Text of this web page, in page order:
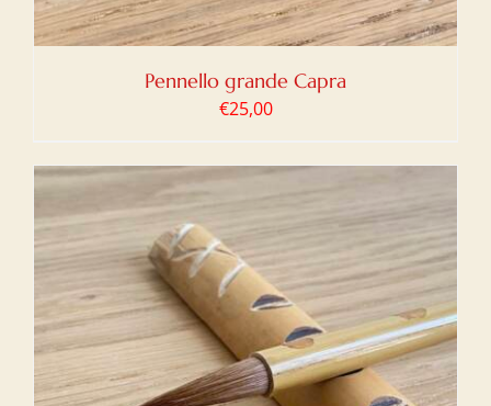
Pennello grande Capra
€25,00